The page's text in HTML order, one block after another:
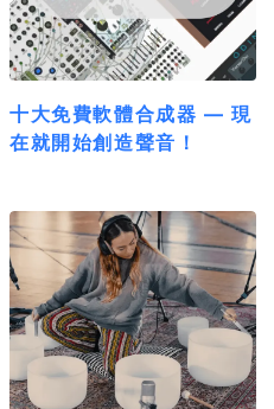
十大免費軟體合成器 — 現
在就開始創造聲音！